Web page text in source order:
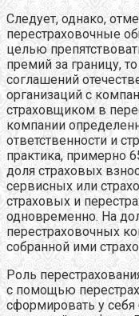
Следует, однако,
перестраховочные
целью
премий за границу,
соглашений
организаций с
страховщиком в
компании
ответственности и
практика, примерно
доля страховых
сервисных или
страховых и
одновременно. На
перестраховочных
собранной ими
Роль
с помощью
сформировать у